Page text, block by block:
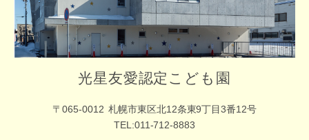
光星友愛認定こども園
〒065-0012 札幌市東区北12条東9丁目3番12号
TEL:011-712-8883